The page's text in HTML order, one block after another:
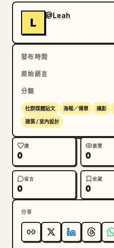
L
@Leah
發布時間
原始語言
分類
社群媒體貼文 海報／傳單 攝影
建築 / 室內設計
讚
0
瀏覽
0
留言
0
收藏
0
分享